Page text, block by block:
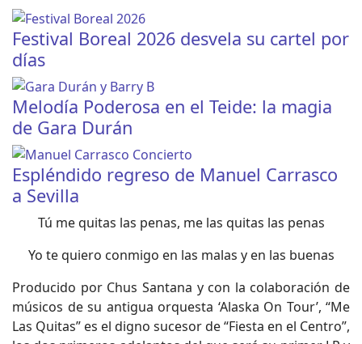
Festival Boreal 2026 desvela su cartel por
días
Melodía Poderosa en el Teide: la magia
de Gara Durán
Espléndido regreso de Manuel Carrasco
a Sevilla
Tú me quitas las penas, me las quitas las penas
Yo te quiero conmigo en las malas y en las buenas
Producido por Chus Santana y con la colaboración de
músicos de su antigua orquesta ‘Alaska On Tour’, “Me
Las Quitas” es el digno sucesor de “Fiesta en el Centro”,